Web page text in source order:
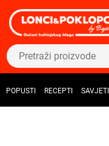
POPUSTI RECEPTI SAVJETI